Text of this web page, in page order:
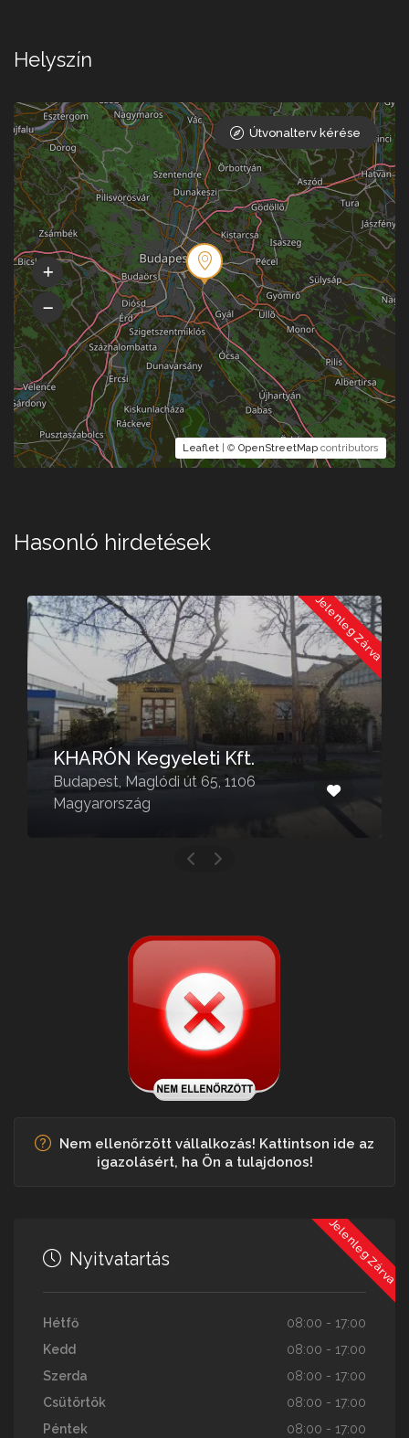
Helyszín
Leaflet | © OpenStreetMap contributors
Útvonalterv kérése
Hasonló hirdetések
Jelenleg Zárva
KHARÓN Kegyeleti Kft.
Budapest, Maglódi út 65, 1106
Magyarország
Nem ellenőrzött vállalkozás! Kattintson ide az
igazolásért, ha Ön a tulajdonos!
Jelenleg Zárva
Nyitvatartás
Hétfő
08:00 - 17:00
Kedd
08:00 - 17:00
Szerda
08:00 - 17:00
Csütörtök
08:00 - 17:00
Péntek
08:00 - 17:00